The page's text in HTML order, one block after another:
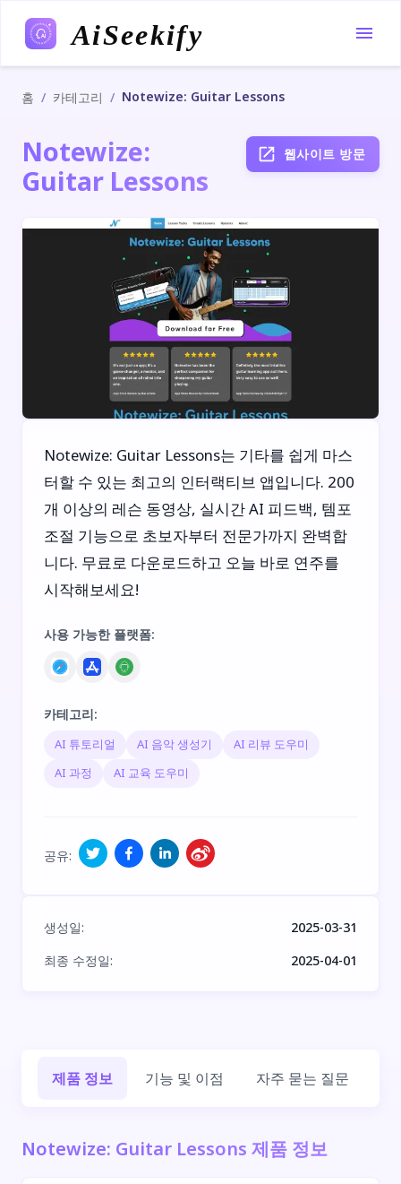
AiSeekify
홈 / 카테고리 / Notewize: Guitar Lessons
Notewize:
Guitar Lessons
웹사이트 방문
Notewize: Guitar Lessons는 기타를 쉽게 마스
터할 수 있는 최고의 인터랙티브 앱입니다. 200
개 이상의 레슨 동영상, 실시간 AI 피드백, 템포
조절 기능으로 초보자부터 전문가까지 완벽합
니다. 무료로 다운로드하고 오늘 바로 연주를
시작해보세요!
사용 가능한 플랫폼:
카테고리:
AI 튜토리얼 AI 음악 생성기
AI 리뷰 도우미
AI 과정
AI 교육 도우미
공유:
생성일:
2025-03-31
최종 수정일: 2025-04-01
제품 정보 기능 및 이점 자주 묻는 질문
Notewize: Guitar Lessons 제품 정보